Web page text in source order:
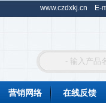
www.czdxkj.cn E-
营销网络 在线反馈